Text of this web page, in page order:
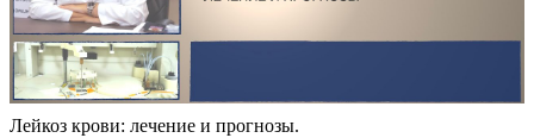
Лейкоз крови: лечение и прогнозы.